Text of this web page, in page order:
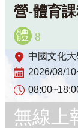
營-體育
體 8
中國文化大
2026/08/
無線上